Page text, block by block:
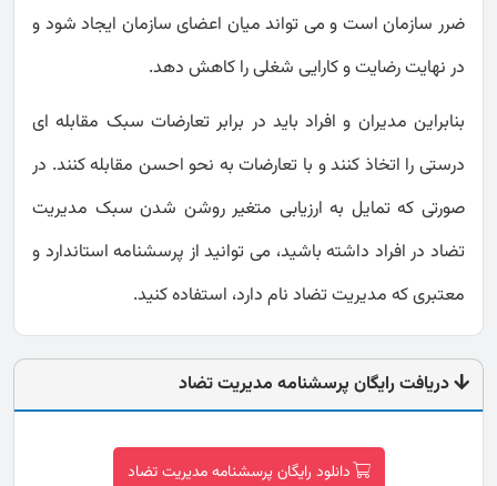
ضرر سازمان است و می تواند میان اعضای سازمان ایجاد شود و
در نهایت رضایت و کارایی شغلی را کاهش دهد.
بنابراین مدیران و افراد باید در برابر تعارضات سبک مقابله ای
درستی را اتخاذ کنند و با تعارضات به نحو احسن مقابله کنند. در
صورتی که تمایل به ارزیابی متغیر روشن شدن سبک مدیریت
تضاد در افراد داشته باشید، می توانید از پرسشنامه استاندارد و
معتبری که مدیریت تضاد نام دارد، استفاده کنید.
دریافت رایگان پرسشنامه مدیریت تضاد
دانلود رایگان پرسشنامه مدیریت تضاد